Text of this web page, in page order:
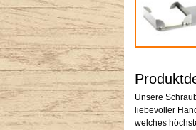
Unsere
liebevoller
welches